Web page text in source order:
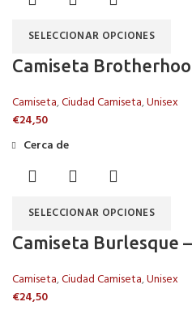
SELECCIONAR OPCIONES
Camiseta
Camiseta,Ciudad Camiseta,Unisex
€24,50
SELECCIONAR OPCIONES
Cerca de
Camiseta Burlesque
Camiseta,Ciudad Camiseta,Unisex
€24,50